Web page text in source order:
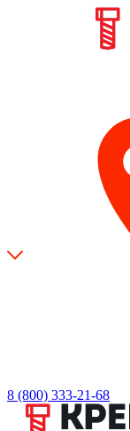
8 (800) 333-21-68